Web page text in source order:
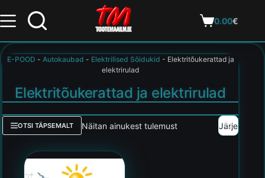
0.00€
E-POOD - Autokaubad - Elektrilised Sõidukid - Elektritõukerattad ja
elektrirulad
Elektritõukerattad ja elektrirulad
OTSI TÄPSEMALT Näitan ainukest tulemust